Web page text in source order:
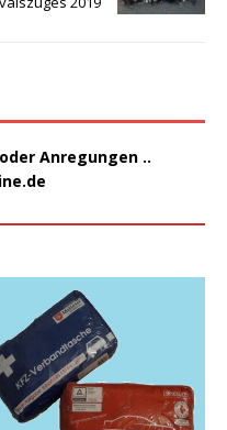
Anregungen ..